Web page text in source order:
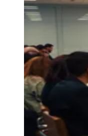
Anuncie no Portal
Guia de Empresas
Negócios Regionais
Turismo
Segurança Regional
Hospitais Estaduais
Parques & Represas
Cidades da Região
Santana de Parnaíba
do Bom Jesus